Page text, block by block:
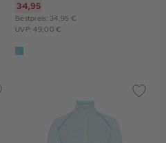
34,95
Bestpreis: 34,95 €
UVP: 49,00 €